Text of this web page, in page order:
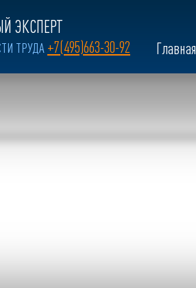
ЭКСПЕРТ
ТРУДА +7(495)663-30-92
Главная